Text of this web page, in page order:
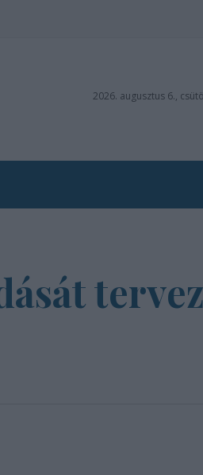
2026. augusztus 6.,